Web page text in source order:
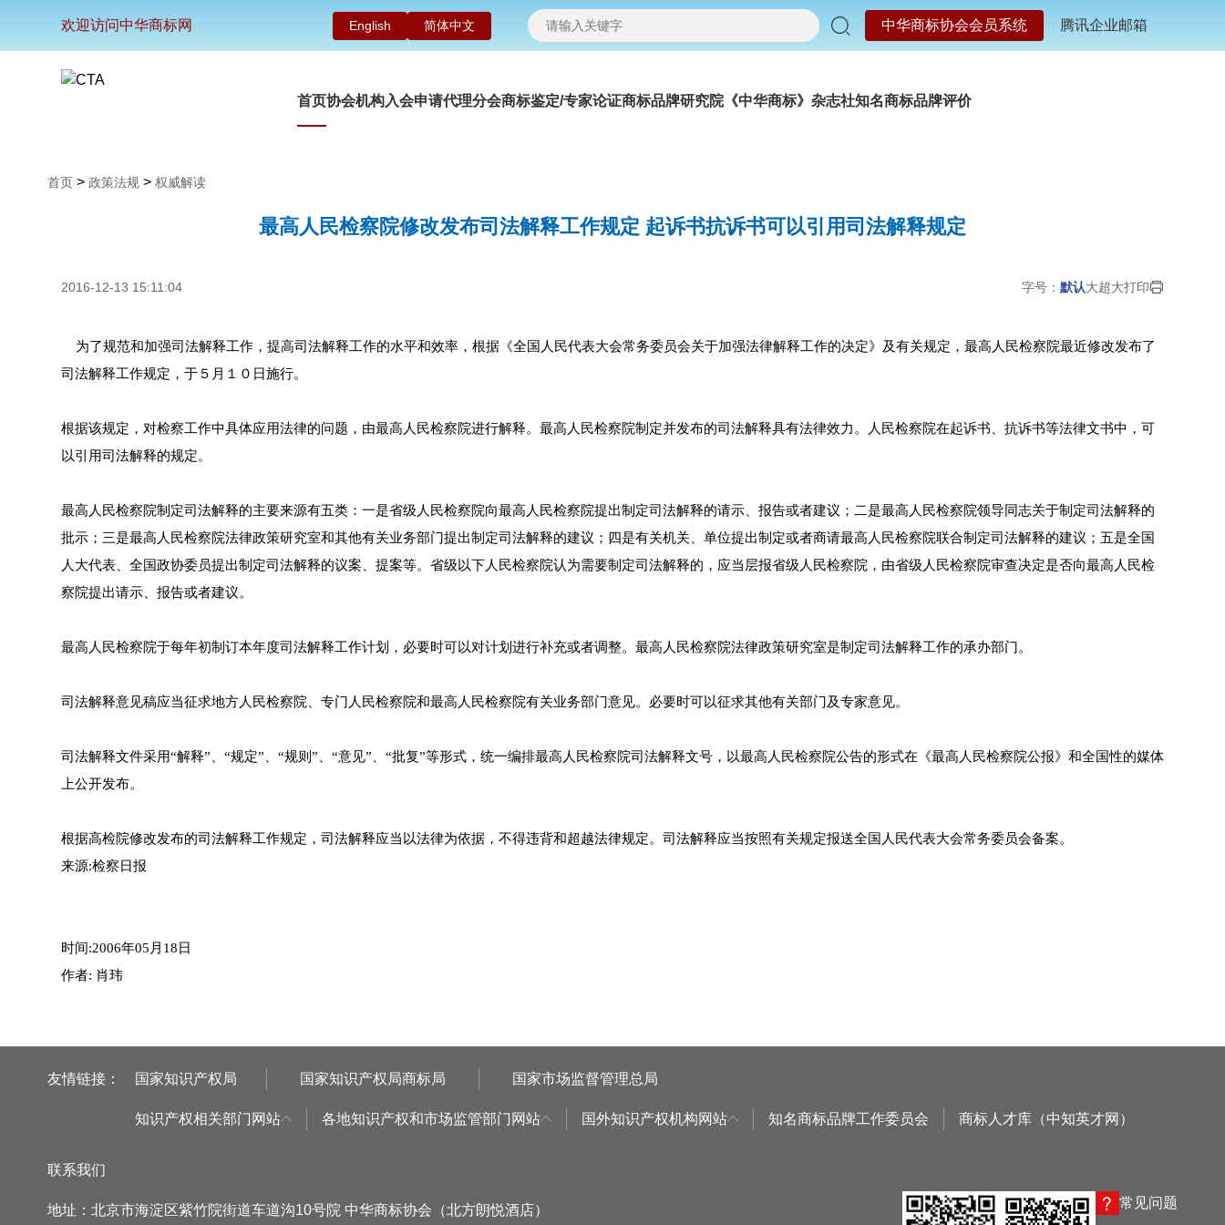
欢迎访问中华商标网 English 简体中文 中华商标协会会员系统 腾讯企业邮箱
首页协会机构入会申请代理分会商标鉴定/专家论证商标品牌研究院 《中华商标》杂志社知名商标品牌评价
首页 > 政策法规 > 权威解读
最高人民检察院修改发布司法解释工作规定 起诉书抗诉书可以引用司法解释规定
2016-12-13 15:11:04 字号： 默认大超大打印
为了规范和加强司法解释工作，提高司法解释工作的水平和效率，根据《全国人民代表大会常务委员会关于加强法律解释工作的决定》及有关规定，最高人民检察院最近修改发布了
司法解释工作规定，于５月１０日施行。
根据该规定，对检察工作中具体应用法律的问题，由最高人民检察院进行解释。最高人民检察院制定并发布的司法解释具有法律效力。人民检察院在起诉书、抗诉书等法律文书中，可
以引用司法解释的规定。
最高人民检察院制定司法解释的主要来源有五类：一是省级人民检察院向最高人民检察院提出制定司法解释的请示、报告或者建议；二是最高人民检察院领导同志关于制定司法解释的
批示；三是最高人民检察院法律政策研究室和其他有关业务部门提出制定司法解释的建议；四是有关机关、单位提出制定或者商请最高人民检察院联合制定司法解释的建议；五是全国
人大代表、全国政协委员提出制定司法解释的议案、提案等。省级以下人民检察院认为需要制定司法解释的，应当层报省级人民检察院，由省级人民检察院审查决定是否向最高人民检
察院提出请示、报告或者建议。
最高人民检察院于每年初制订本年度司法解释工作计划，必要时可以对计划进行补充或者调整。最高人民检察院法律政策研究室是制定司法解释工作的承办部门。
司法解释意见稿应当征求地方人民检察院、专门人民检察院和最高人民检察院有关业务部门意见。必要时可以征求其他有关部门及专家意见。
司法解释文件采用“解释”、“规定”、“规则”、“意见”、“批复”等形式，统一编排最高人民检察院司法解释文号，以最高人民检察院公告的形式在《最高人民检察院公报》和全国性的媒体
上公开发布。
根据高检院修改发布的司法解释工作规定，司法解释应当以法律为依据，不得违背和超越法律规定。司法解释应当按照有关规定报送全国人民代表大会常务委员会备案。
来源:检察日报
时间:2006年05月18日
作者: 肖玮
友情链接： 国家知识产权局 国家知识产权局商标局 国家市场监督管理总局
知识产权相关部门网站 各地知识产权和市场监管部门网站 国外知识产权机构网站 知名商标品牌工作委员会 商标人才库（中知英才网）
联系我们
地址：北京市海淀区紫竹院街道车道沟10号院 中华商标协会（北方朗悦酒店）
常见问题